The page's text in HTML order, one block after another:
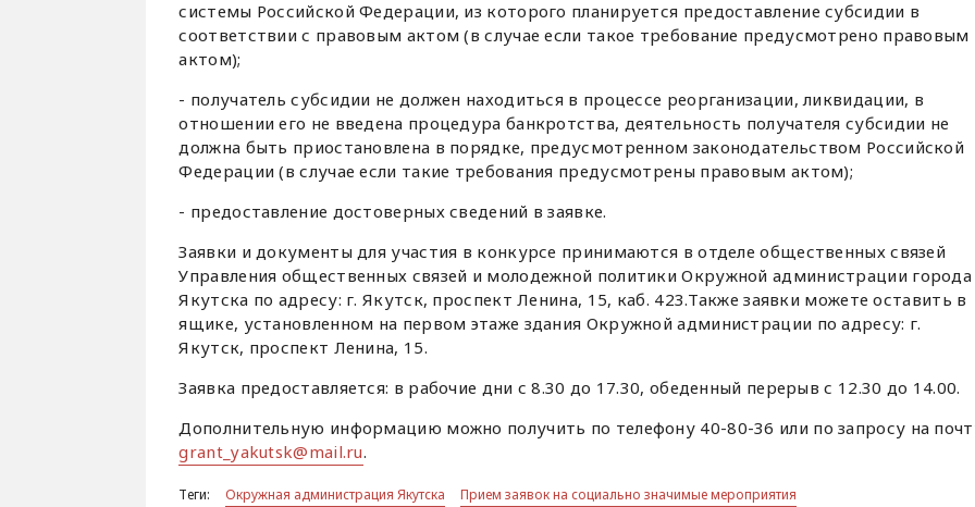
системы Российской Федерации, из которого планируется предоставление субсидии в
соответствии с правовым актом (в случае если такое требование предусмотрено правовым
актом);
- получатель субсидии не должен находиться в процессе реорганизации, ликвидации, в
отношении его не введена процедура банкротства, деятельность получателя субсидии не
должна быть приостановлена в порядке, предусмотренном законодательством Российской
Федерации (в случае если такие требования предусмотрены правовым актом);
- предоставление достоверных сведений в заявке.
Заявки и документы для участия в конкурсе принимаются в отделе общественных связей
Управления общественных связей и молодежной политики Окружной администрации города
Якутска по адресу: г. Якутск, проспект Ленина, 15, каб. 423.Также заявки можете оставить в
ящике, установленном на первом этаже здания Окружной администрации по адресу: г.
Якутск, проспект Ленина, 15.
Заявка предоставляется: в рабочие дни с 8.30 до 17.30, обеденный перерыв с 12.30 до 14.00.
Дополнительную информацию можно получить по телефону 40-80-36 или по запросу на
grant_yakutsk@mail.ru.
Теги: Окружная администрация Якутска Прием заявок на социально значимые мероприятия